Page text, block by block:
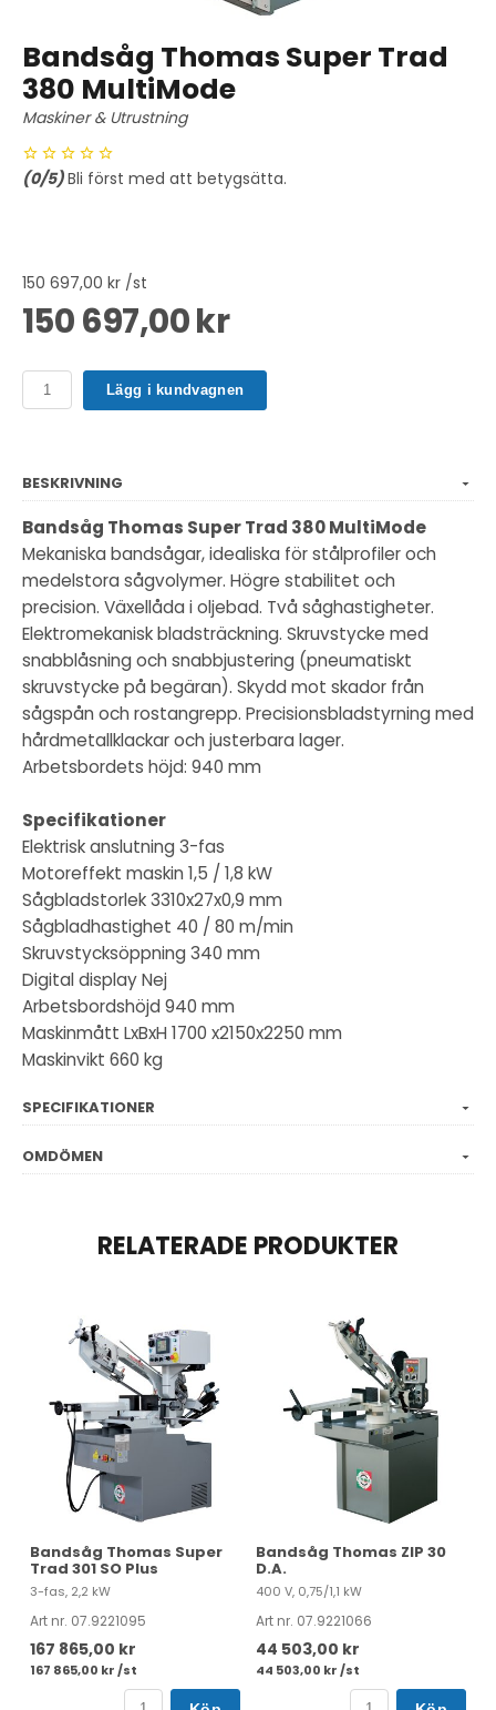
Bandsåg Thomas Super Trad
380 MultiMode
Maskiner & Utrustning
(0/5)Bli först med att betygsätta.
150 697,00 kr /st
150 697,00 kr
Lägg i kundvagnen
BESKRIVNING
Bandsåg Thomas Super Trad 380 MultiMode
Mekaniska bandsågar, idealiska för stålprofiler och
medelstora sågvolymer. Högre stabilitet och
precision. Växellåda i oljebad. Två såghastigheter.
Elektromekanisk bladsträckning. Skruvstycke med
snabblåsning och snabbjustering (pneumatiskt
skruvstycke på begäran). Skydd mot skador från
sågspån och rostangrepp. Precisionsbladstyrning med
hårdmetallklackar och justerbara lager.
Arbetsbordets höjd: 940 mm
Specifikationer
Elektrisk anslutning 3-fas
Motoreffekt maskin 1,5 / 1,8 kW
Sågbladstorlek 3310x27x0,9 mm
Sågbladhastighet 40 / 80 m/min
Skruvstycksöppning 340 mm
Digital display Nej
Arbetsbordshöjd 940 mm
Maskinmått LxBxH 1700 x2150x2250 mm
Maskinvikt 660 kg
SPECIFIKATIONER
OMDÖMEN
RELATERADE PRODUKTER
Bandsåg Thomas Super
Trad 301 SO Plus
3-fas, 2,2 kW
Art nr. 07.9221095
167 865,00 kr
167 865,00 kr /st
Bandsåg Thomas ZIP 30
D.A.
400 V, 0,75/1,1 kW
Art nr. 07.9221066
44 503,00 kr
44 503,00 kr /st